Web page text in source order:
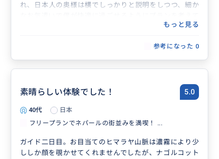
れ、日本人の奥様は横でしっかりと説明をしつつ、細か
て少しでも安く済むようにお二人が交渉してくれまし
た！
お二人の案内のおかげでとても充実し、ネパールでの素
もっと見る
参考になった 0
素晴らしい体験でした！ 5.0
40代
日本
フリープランでネパールの街並みを満喫！ ...
ガイド二日目。お目当てのヒマラヤ山脈は濃霧により少
ししか顔を覗かせてくれませんでしたが、ナゴルコット